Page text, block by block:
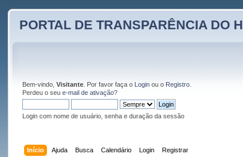
PORTAL DE TRANSPARÊNCIA DO
Bem-vindo,Visitante . Por favor faça o Login ou o Registro
Perdeu o seue-mail de ativação?
Login com nome de usuário, senha e duração da sessão
Início Ajuda Busca Calendário Login Registrar